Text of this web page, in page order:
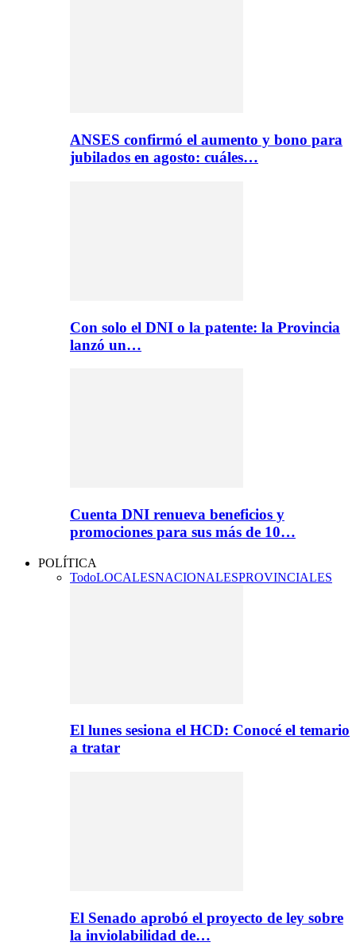
ANSES confirmó el aumento y bono para
jubilados en agosto: cuáles…
Con solo el DNI o la patente: la Provincia
lanzó un…
Cuenta DNI renueva beneficios y
promociones para sus más de 10…
POLÍTICA
TodoLOCALESNACIONALESPROVINCIALES
El lunes sesiona el HCD: Conocé el temario
a tratar
El Senado aprobó el proyecto de ley sobre
la inviolabilidad de…